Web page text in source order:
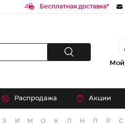
Бесплатная доставка*
Мой
Распродажа Акции
З И М О К Л Н П Р С